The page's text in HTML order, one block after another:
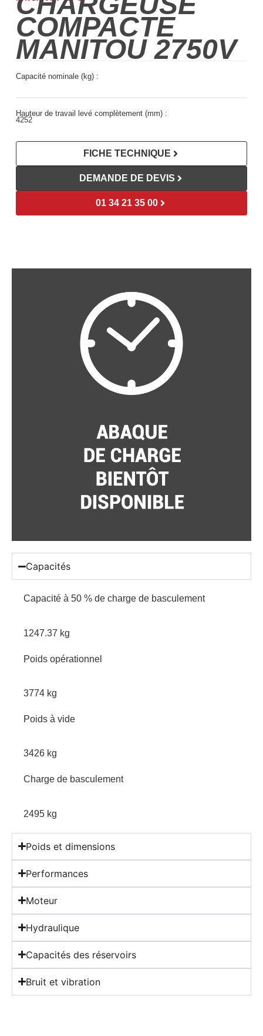
COMPACTE
MANITOU 2750V
Capacité nominale (kg) :
Hauteur de travail levé complètement (mm) :
4252
FICHE TECHNIQUE
DEMANDE DE DEVIS
01 34 21 35 00
Capacités
Capacité à 50 % de charge de basculement
1247.37 kg
Poids opérationnel
3774 kg
Poids à vide
3426 kg
Charge de basculement
2495 kg
Poids et dimensions
Performances
Moteur
Hydraulique
Capacités des réservoirs
Bruit et vibration